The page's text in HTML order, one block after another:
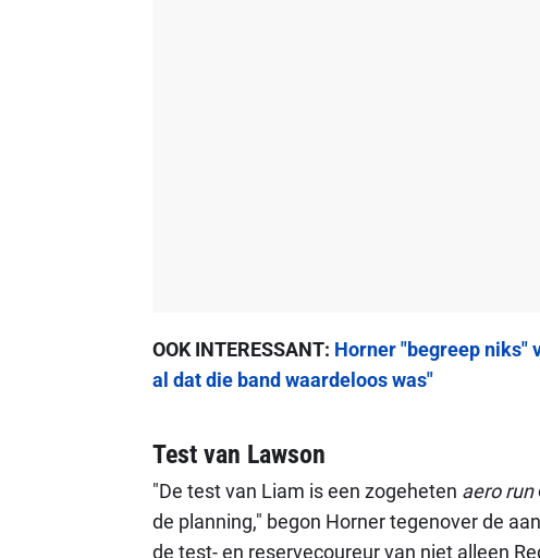
OOK INTERESSANT: Horner "begreep niks"
al dat die band waardeloos was"
Test van Lawson
"De test van Liam is een zogeheten aero run
de planning," begon Horner tegenover de
de test- en reservecoureur van niet alleen